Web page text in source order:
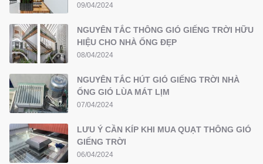
09/04/2024
NGUYÊN TẮC THÔNG GIÓ GIẾNG TRỜI HỮU
HIỆU CHO NHÀ ỐNG ĐẸP
08/04/2024
NGUYÊN TẮC HÚT GIÓ GIẾNG TRỜI NHÀ
ỐNG GIÓ LÙA MÁT LỊM
07/04/2024
LƯU Ý CẦN KÍP KHI MUA QUẠT THÔNG GIÓ
GIẾNG TRỜI
06/04/2024